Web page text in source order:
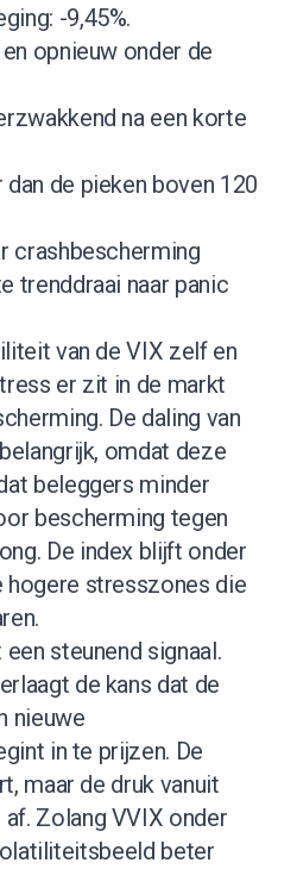
-9,45%.
opnieuw onder de
na een korte
de pieken boven 120
crashbescherming
trenddraai naar panic
van de VIX zelf en
er zit in de markt
De daling van
omdat deze
beleggers minder
bescherming tegen
De index blijft onder
hogere stresszones die
steunend signaal.
de kans dat de
nieuwe
in te prijzen. De
maar de druk vanuit
Zolang VVIX onder
beter